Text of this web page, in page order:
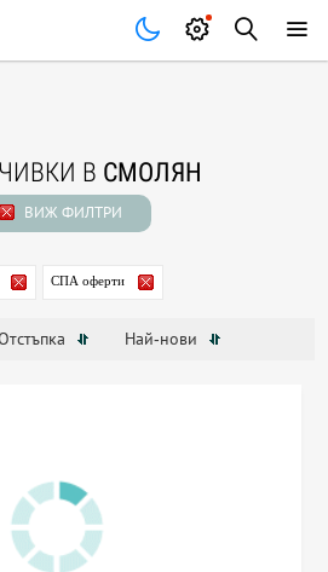
В СМОЛЯН
ВИЖ ФИЛТРИ
СПА оферти
Най-нови